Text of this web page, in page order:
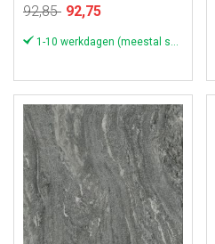
92,85 Speciale
92,75
1-10 werkdagen (meestal sneller)